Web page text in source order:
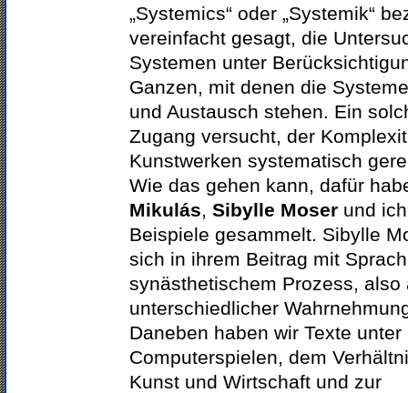
„Systemics“ oder „Systemik“
vereinfacht gesagt, die
Systemen unter
Ganzen, mit denen die
und Austausch stehen. Ein
Zugang versucht, der
Kunstwerken systematisch
Wie das gehen kann, dafür
Mikulás, Sibylle Moser und
Beispiele gesammelt. Sibylle
sich in ihrem Beitrag mit
synästhetischem Prozess, also
unterschiedlicher
Daneben haben wir Texte
Computerspielen, dem
Kunst und Wirtschaft und zur